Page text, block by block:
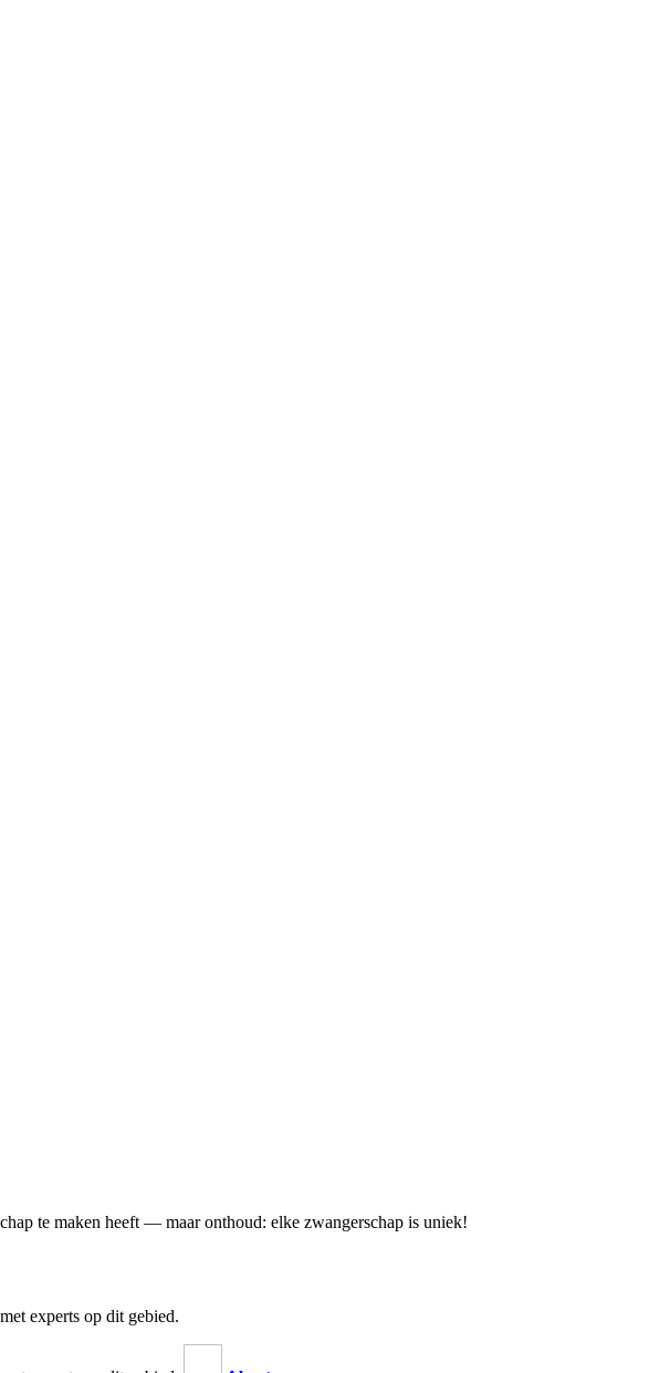
te maken heeft — maar onthoud: elke zwangerschap is uniek!
experts op dit gebied.